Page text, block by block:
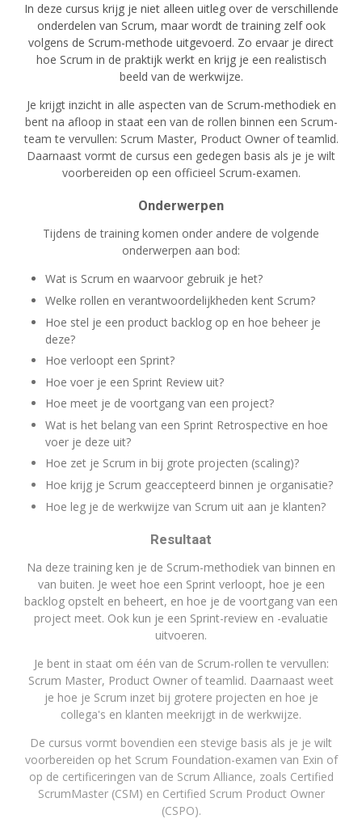
In deze cursus krijg je niet alleen uitleg over de verschillende
onderdelen van Scrum, maar wordt de training zelf ook
volgens de Scrum-methode uitgevoerd. Zo ervaar je direct
hoe Scrum in de praktijk werkt en krijg je een realistisch
beeld van de werkwijze.
Je krijgt inzicht in alle aspecten van de Scrum-methodiek en
bent na afloop in staat een van de rollen binnen een Scrum-
team te vervullen: Scrum Master, Product Owner of teamlid.
Daarnaast vormt de cursus een gedegen basis als je je wilt
voorbereiden op een officieel Scrum-examen.
Onderwerpen
Tijdens de training komen onder andere de volgende
onderwerpen aan bod:
Wat is Scrum en waarvoor gebruik je het?
Welke rollen en verantwoordelijkheden kent Scrum?
Hoe stel je een product backlog op en hoe beheer je
deze?
Hoe verloopt een Sprint?
Hoe voer je een Sprint Review uit?
Hoe meet je de voortgang van een project?
Wat is het belang van een Sprint Retrospective en hoe
voer je deze uit?
Hoe zet je Scrum in bij grote projecten (scaling)?
Hoe krijg je Scrum geaccepteerd binnen je organisatie?
Hoe leg je de werkwijze van Scrum uit aan je klanten?
Resultaat
Na deze training ken je de Scrum-methodiek van binnen en
van buiten. Je weet hoe een Sprint verloopt, hoe je een
backlog opstelt en beheert, en hoe je de voortgang van een
project meet. Ook kun je een Sprint-review en -evaluatie
uitvoeren.
Je bent in staat om één van de Scrum-rollen te vervullen:
Scrum Master, Product Owner of teamlid. Daarnaast weet
je hoe je Scrum inzet bij grotere projecten en hoe je
collega's en klanten meekrijgt in de werkwijze.
De cursus vormt bovendien een stevige basis als je je wilt
voorbereiden op het Scrum Foundation-examen van Exin of
op de certificeringen van de Scrum Alliance, zoals Certified
ScrumMaster (CSM) en Certified Scrum Product Owner
(CSPO).